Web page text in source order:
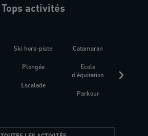
Tops activités
Ski hors-piste
Plongée
Escalade
Catamaran
Ecole
d'équitation
Parkour